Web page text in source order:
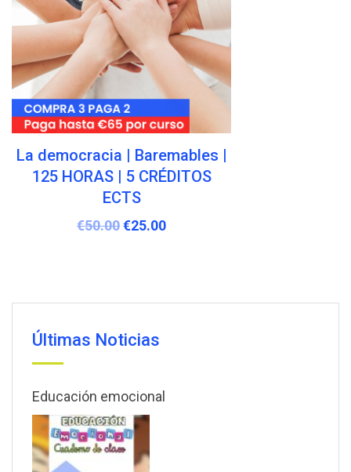
Diferencia y valoración de
sexo y género | Baremables |
125 HORAS | 5 CRÉDITOS
ECTS
Últimas Noticias
Educación emocional